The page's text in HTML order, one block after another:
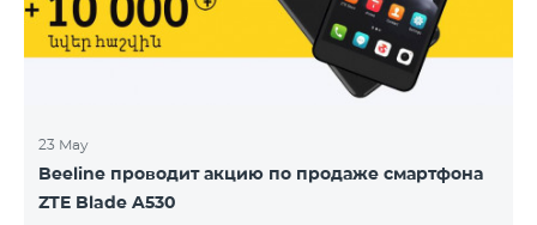
23 May
Beeline проводит акцию по продаже смартфона
ZTE Blade A530